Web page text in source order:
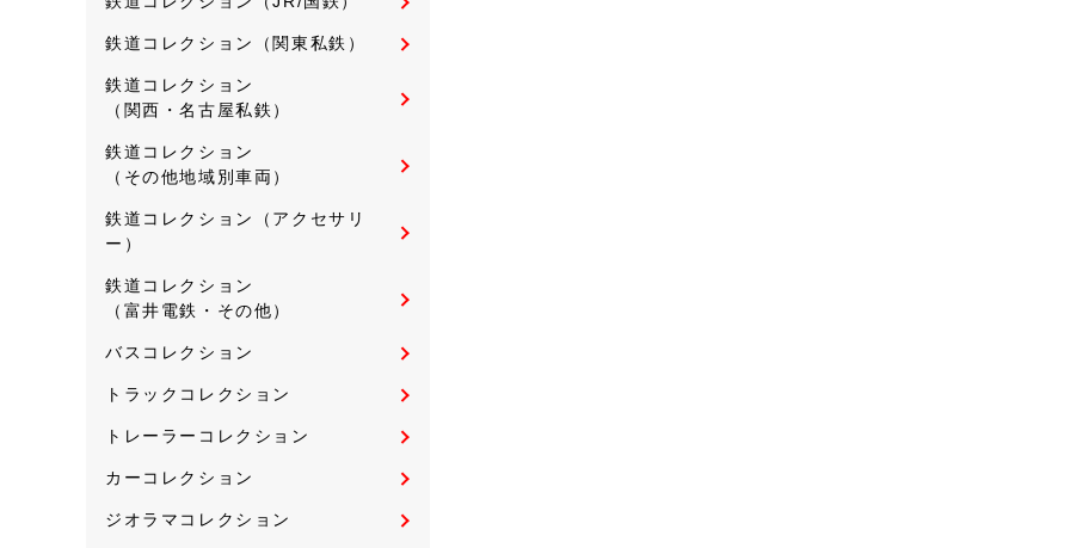
鉄道コレクション（関東私鉄）
鉄道コレクション
（関西・名古屋私鉄）
鉄道コレクション
（その他地域別車両）
鉄道コレクション（アクセサリ
ー）
鉄道コレクション
（富井電鉄・その他）
バスコレクション
トラックコレクション
トレーラーコレクション
カーコレクション
ジオラマコレクション